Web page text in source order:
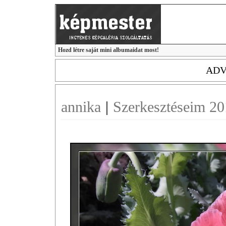
Hozd létre saját mini albumaidat most!
annika | Szerkesztéseim